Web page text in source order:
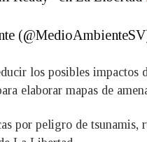
los posibles
elaborar mapas de
por peligro de